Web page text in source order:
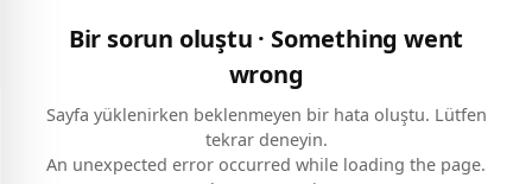
Bir sorun oluştu · Something went
wrong
Sayfa yüklenirken beklenmeyen bir hata oluştu. Lütfen
tekrar deneyin.
An unexpected error occurred while loading the page.